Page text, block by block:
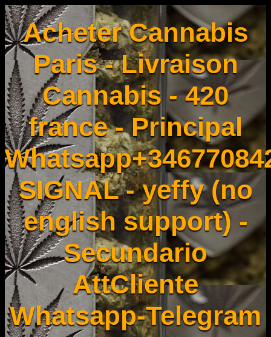
Acheter Cannabis
Paris - Livraison
Cannabis - 420
france - Principal
SIGNAL - yeffy (no
english support) -
Secundario
AttCliente
Whatsapp-Telegram